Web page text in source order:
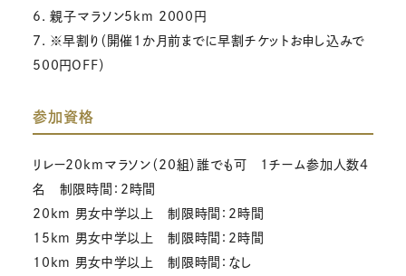
6. 親子マラソン5km 2000円
7. ※早割り（開催1か月前までに早割チケットお申し込みで
500円OFF）
参加資格
リレー20kmマラソン（20組）誰でも可 1チーム参加人数4
名 制限時間：2時間
20km 男女中学以上 制限時間：2時間
15km 男女中学以上 制限時間：2時間
10km 男女中学以上 制限時間：なし